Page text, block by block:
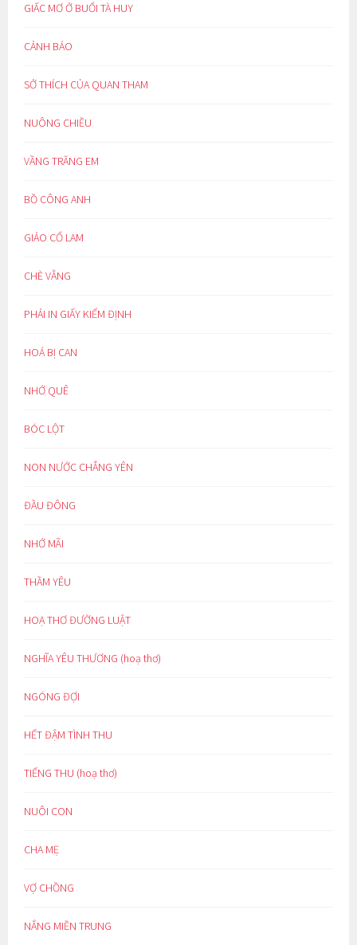
GIẤC MƠ Ở BUỔI TÀ HUY
CẢNH BÁO
SỞ THÍCH CỦA QUAN THAM
NUÔNG CHIỀU
VẦNG TRĂNG EM
BỒ CÔNG ANH
GIẢO CỔ LAM
CHÈ VẰNG
PHẢI IN GIẤY KIỂM ĐỊNH
HOÁ BỊ CAN
NHỚ QUÊ
BÓC LỘT
NON NƯỚC CHẲNG YÊN
ĐẦU ĐÔNG
NHỚ MÃI
THẦM YÊU
HOẠ THƠ ĐƯỜNG LUẬT
NGHĨA YÊU THƯƠNG (hoạ thơ)
NGÓNG ĐỢI
HẾT ĐẬM TÌNH THU
TIẾNG THU (hoạ thơ)
NUÔI CON
CHA MẸ
VỢ CHỒNG
NẮNG MIỀN TRUNG